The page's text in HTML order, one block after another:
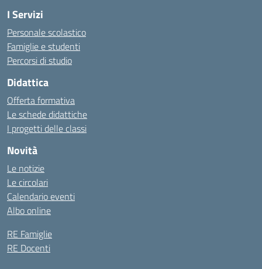
I Servizi
Personale scolastico
Famiglie e studenti
Percorsi di studio
Didattica
Offerta formativa
Le schede didattiche
I progetti delle classi
Novità
Le notizie
Le circolari
Calendario eventi
Albo online
RE Famiglie
RE Docenti